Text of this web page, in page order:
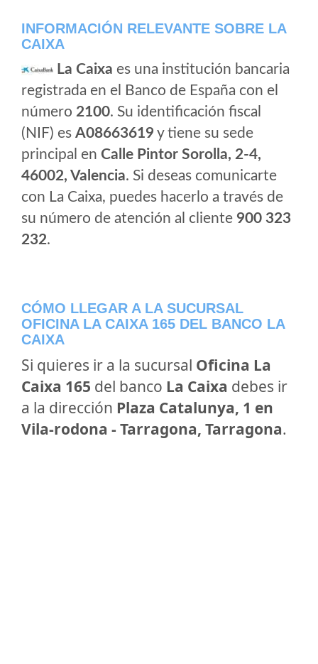
INFORMACIÓN RELEVANTE SOBRE LA
CAIXA
La Caixa es una institución bancaria
registrada en el Banco de España con el
número 2100. Su identificación fiscal
(NIF) es A08663619 y tiene su sede
principal en Calle Pintor Sorolla, 2-4,
46002, Valencia. Si deseas comunicarte
con La Caixa, puedes hacerlo a través de
su número de atención al cliente 900 323
232.
CÓMO LLEGAR A LA SUCURSAL
OFICINA LA CAIXA 165 DEL BANCO LA
CAIXA
Si quieres ir a la sucursal Oficina La
Caixa 165 del banco La Caixa debes ir
a la dirección Plaza Catalunya, 1 en
Vila-rodona - Tarragona, Tarragona.